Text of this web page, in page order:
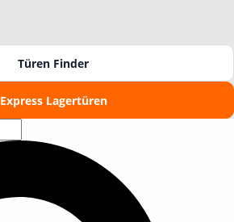
Türen Finder
Express Lagertüren